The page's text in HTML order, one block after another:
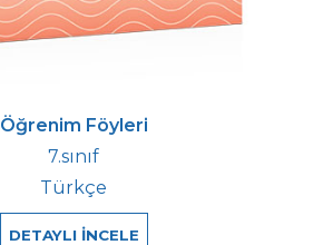
Öğrenim Föyleri
7.sınıf
Türkçe
DETAYLI İNCELE